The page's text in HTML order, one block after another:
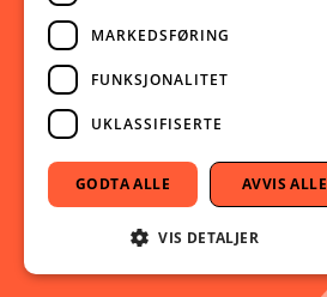
Ledige stillinger
Følg oss på sosiale medier:
Facebook
Instagram
Youtube
LinkedIn
TikTok
MARKEDSFØRING
FUNKSJONALITET
UKLASSIFISERTE
GODTA ALLE AVVIS ALLE
VIS DETALJER